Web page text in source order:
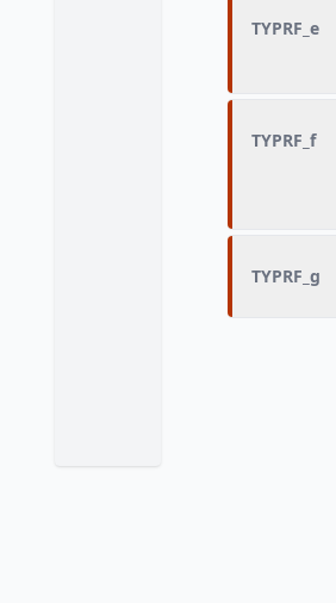
TYPRF_e
TYPRF_f
TYPRF_g